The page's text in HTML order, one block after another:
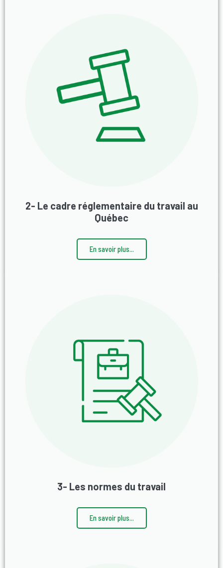
2- Le cadre réglementaire du travail au
Québec
En savoir plus...
3- Les normes du travail
En savoir plus...